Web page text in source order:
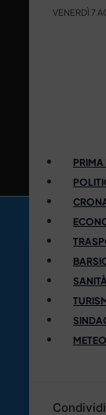
VENERDÌ 7
PRIMA
SANITÀ
METEO
Condividi